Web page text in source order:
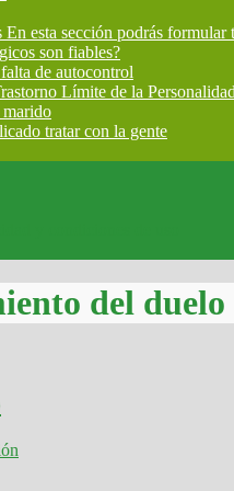
En esta sección podrás formular
son fiables?
de autocontrol
Límite de la Personalidad
marido
tratar con la gente
del duelo